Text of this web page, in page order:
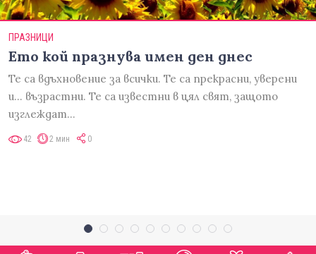
ПРАЗНИЦИ
Ето кой празнува имен ден днес
Те са вдъхновение за всички. Те са прекрасни, уверени
и... възрастни. Те са известни в цял свят, защото
изглеждат…
42 2 мин 0